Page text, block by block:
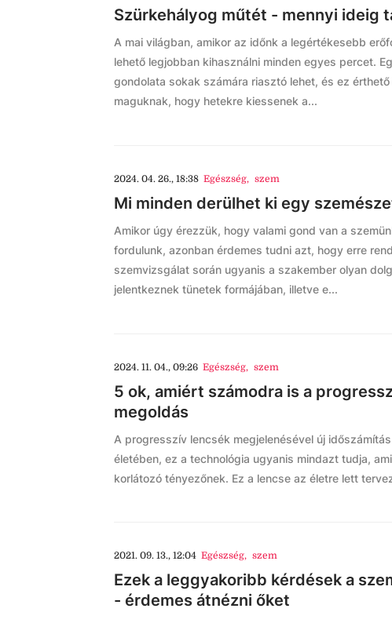
Szürkehályog műtét - mennyi ideig
A mai világban, amikor az időnk a legértékesebb
lehető legjobban kihasználni minden egyes percet.
gondolata sokak számára riasztó lehet, és ez
maguknak, hogy hetekre kiessenek a...
2024. 04. 26., 18:38 Egészség, szem
Mi minden derülhet ki egy
Amikor úgy érezzük, hogy valami gond van a
fordulunk, azonban érdemes tudni azt, hogy erre
szemvizsgálat során ugyanis a szakember olyan
jelentkeznek tünetek formájában, illetve e...
2024. 11. 04., 09:26 Egészség, szem
5 ok, amiért számodra is a
megoldás
A progresszív lencsék megjelenésével új
életében, ez a technológia ugyanis mindazt tudja,
korlátozó tényezőnek. Ez a lencse az életre lett
2021. 09. 13., 12:04 Egészség, szem
Ezek a leggyakoribb kérdések a
- érdemes átnézni őket